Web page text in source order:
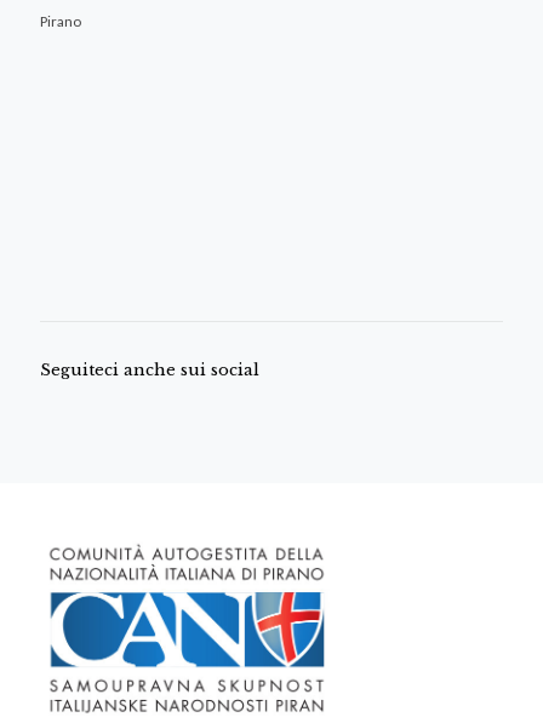
Pirano
Seguiteci anche sui social